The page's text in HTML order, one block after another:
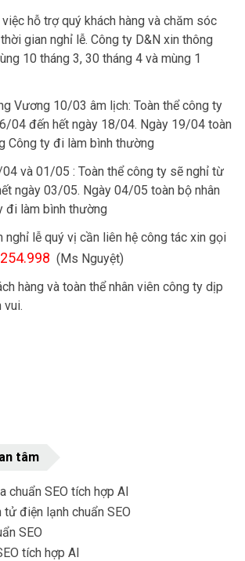
hỗ trợ quý khách hàng và chăm sóc
gian nghỉ lễ. Công ty D&N xin thông
10 tháng 3, 30 tháng 4 và mùng 1
Vương 10/03 âm lịch: Toàn thể công ty
04 đến hết ngày 18/04. Ngày 19/04 toàn
Công ty đi làm bình thường
và 01/05 : Toàn thể công ty sẽ nghỉ từ
ngày 03/05. Ngày 04/05 toàn bộ nhân
đi làm bình thường
lễ quý vị cần liên hệ công tác xin gọi
(Ms Nguyệt)
hàng và toàn thể nhân viên công ty dịp
vui.
tâm
chuẩn SEO tích hợp AI
điện lạnh chuẩn SEO
SEO
tích hợp AI